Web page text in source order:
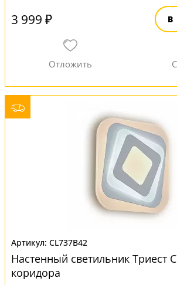
3 999 ₽ В
CL737B42
Настенный светильник Триест
коридора